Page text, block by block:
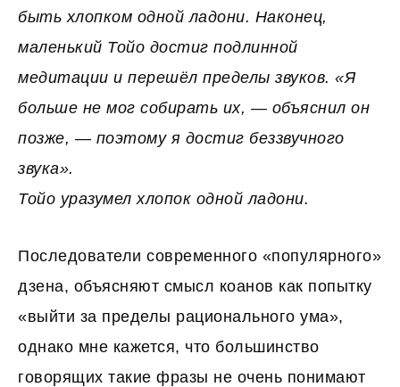
быть хлопком одной ладони. Hаконец,
маленький Тойо достиг подлинной
медитации и перешёл пределы звуков. «Я
больше не мог собирать их, — объяснил он
позже, — поэтому я достиг беззвучного
звука».
Тойо уразумел хлопок одной ладони.
Последователи современного «популярного»
дзена, объясняют смысл коанов как попытку
«выйти за пределы рационального ума»,
однако мне кажется, что большинство
говорящих такие фразы не очень понимают